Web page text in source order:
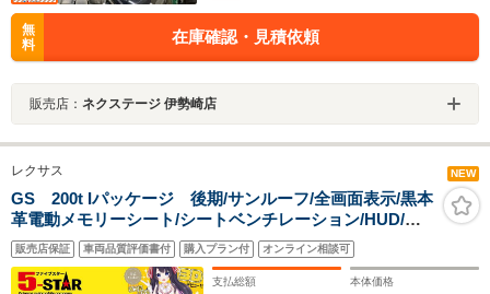
無
料
在庫確認・見積依頼
販売店： ネクステージ 伊勢崎店
レクサス NEW
GS 200t Iパッケージ 後期/サンルーフ/全画面表示/黒本
革電動メモリーシート/シートベンチレーション/HUD/レ
クサスセーフティシステム+/レーダークルコン/クリアラ
ンスソナー/パワートランク/純正ナビ/バックカメラ
販売店保証 車両品質評価書付 購入プラン付 オンライン相談可
支払総額 本体価格